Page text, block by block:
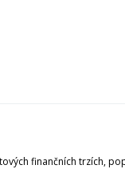
finančních trzích,